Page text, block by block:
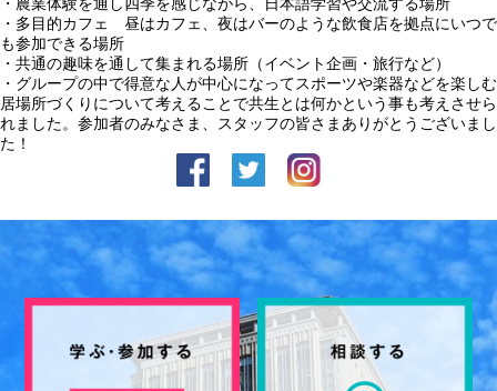
・多目的カフェ 昼はカフェ、夜はバーのような飲食店を拠点にいつで
も参加できる場所
・共通の趣味を通して集まれる場所（イベント企画・旅行など）
・グループの中で得意な人が中心になってスポーツや楽器などを楽しむ
居場所づくりについて考えることで共生とは何かという事も考えさせら
れました。参加者のみなさま、スタッフの皆さまありがとうございまし
た！
facebook Twitter